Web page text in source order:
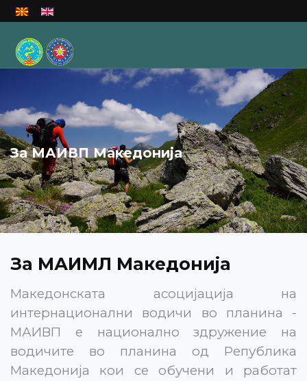
Изберете го вашиот јазик
За МАИВП Македонија
За МАИМЛ Македонија
Македонската асоцијација на
интернационални водичи во планина -
МАИВП е национално здружение на
водичите во планина од Република
Македонија кои се обучени и работат